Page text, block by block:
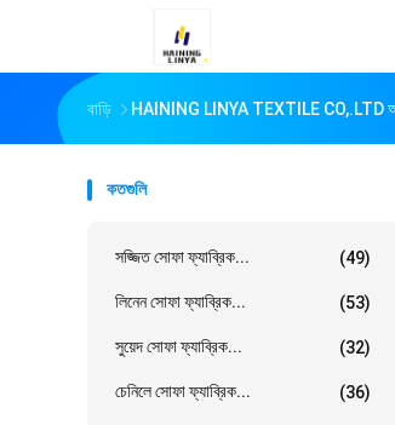
বাড়ি HAINING LINYA TEXTILE CO,.LTD
কতগুলি
সজ্জিত সোফা ফ্যাব্রিক... (49)
লিনেন সোফা ফ্যাব্রিক... (53)
সুয়েদ সোফা ফ্যাব্রিক... (32)
চেনিলে সোফা ফ্যাব্রিক... (36)